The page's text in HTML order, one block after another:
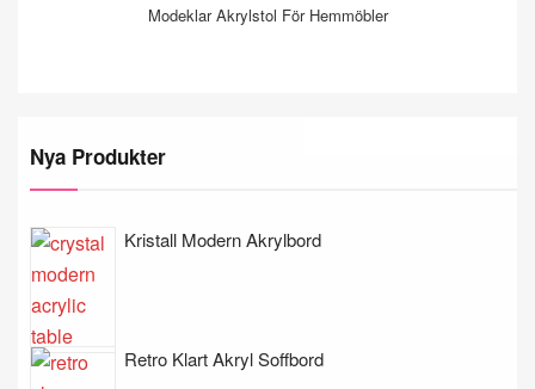
Modeklar Akrylstol För Hemmöbler
Nya Produkter
Kristall Modern Akrylbord
Retro Klart Akryl Soffbord